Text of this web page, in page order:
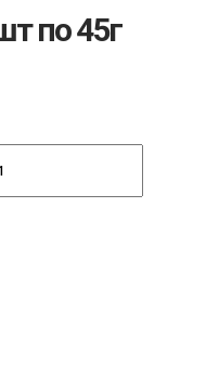
по 45г